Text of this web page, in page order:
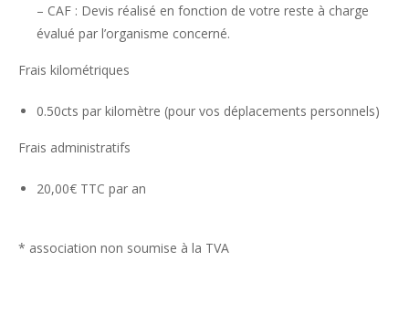
– CAF : Devis réalisé en fonction de votre reste à charge
évalué par l’organisme concerné.
Frais kilométriques
0.50cts par kilomètre (pour vos déplacements personnels)
Frais administratifs
20,00€ TTC par an
* association non soumise à la TVA